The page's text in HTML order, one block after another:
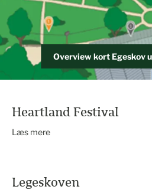
Overview kort Egeskov
Heartland Festival
Læs mere
Legeskoven